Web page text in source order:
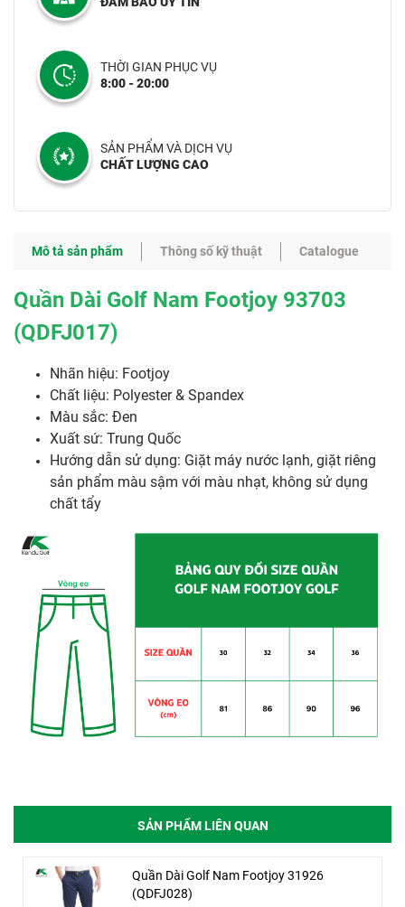
THỜI GIAN PHỤC VỤ
8:00 - 20:00
SẢN PHẨM VÀ DỊCH VỤ
CHẤT LƯỢNG CAO
Mô tả sản phẩm Thông số kỹ thuật Catalogue
Quần Dài Golf Nam Footjoy 93703
(QDFJ017)
Nhãn hiệu: Footjoy
Chất liệu: Polyester & Spandex
Màu sắc: Đen
Xuất sứ: Trung Quốc
Hướng dẫn sử dụng: Giặt máy nước lạnh, giặt riêng
sản phẩm màu sậm với màu nhạt, không sử dụng
chất tẩy
SẢN PHẨM LIÊN QUAN
Quần Dài Golf Nam Footjoy 31926
(QDFJ028)